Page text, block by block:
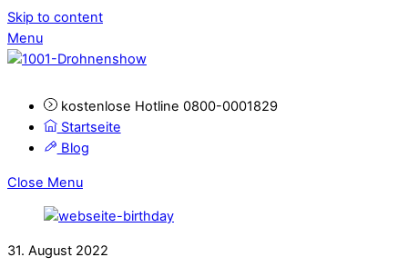
Skip to content
Menu
kostenlose Hotline 0800-0001829
Startseite
Blog
Close Menu
31. August 2022